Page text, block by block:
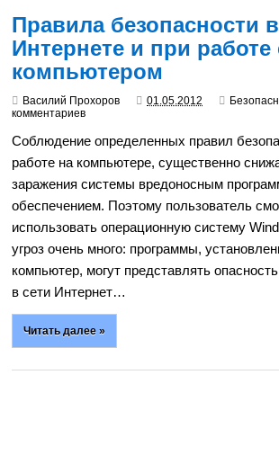
Правила безопасности в
Интернете и при работе
компьютером
Василий Прохоров 01.05.2012
комментариев
Соблюдение определенных правил
работе на компьютере, существенно
заражения системы вредоносным
обеспечением. Поэтому пользователь
использовать операционную систему
угроз очень много: программы,
компьютер, могут представлять
в сети Интернет…
Читать далее »